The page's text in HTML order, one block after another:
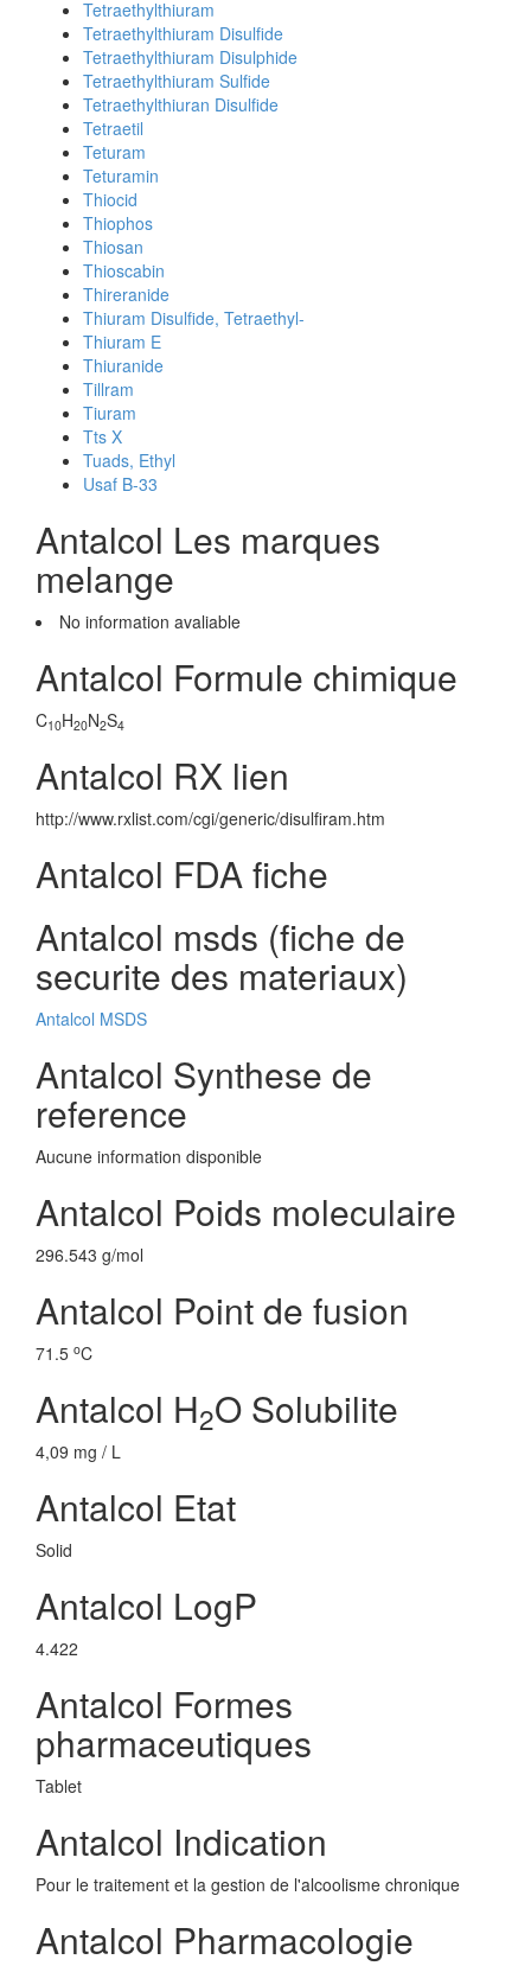
Tetraethylthiuram
Tetraethylthiuram Disulfide
Tetraethylthiuram Disulphide
Tetraethylthiuram Sulfide
Tetraethylthiuran Disulfide
Tetraetil
Teturam
Teturamin
Thiocid
Thiophos
Thiosan
Thioscabin
Thireranide
Thiuram Disulfide, Tetraethyl-
Thiuram E
Thiuranide
Tillram
Tiuram
Tts X
Tuads, Ethyl
Usaf B-33
Antalcol Les marques
melange
No information avaliable
Antalcol Formule chimique
C10H20N2S4
Antalcol RX lien
http://www.rxlist.com/cgi/generic/disulfiram.htm
Antalcol FDA fiche
Antalcol msds (fiche de
securite des materiaux)
Antalcol MSDS
Antalcol Synthese de
reference
Aucune information disponible
Antalcol Poids moleculaire
296.543 g/mol
Antalcol Point de fusion
71.5 oC
Antalcol H2O Solubilite
4,09 mg / L
Antalcol Etat
Solid
Antalcol LogP
4.422
Antalcol Formes
pharmaceutiques
Tablet
Antalcol Indication
Pour le traitement et la gestion de l'alcoolisme chronique
Antalcol Pharmacologie